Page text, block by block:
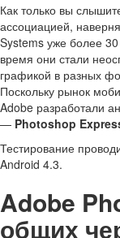
Как только вы
ассоциацией,
Systems уже более
время они стали
графикой в разных
Поскольку рынок
Adobe разработали
— Photoshop
Тестирование
Android 4.3.
Adobe
общих